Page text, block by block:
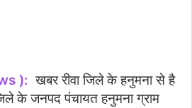
): खबर रीवा जिले के हनुमना से है
के जनपद पंचायत हनुमना ग्राम